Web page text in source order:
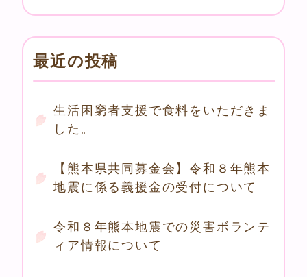
最近の投稿
生活困窮者支援で食料をいただきま
した。
【熊本県共同募金会】令和８年熊本
地震に係る義援金の受付について
令和８年熊本地震での災害ボランテ
ィア情報について